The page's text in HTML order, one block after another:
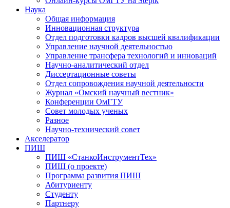
Наука
Общая информация
Инновационная структура
Отдел подготовки кадров высшей квалификации
Управление научной деятельностью
Управление трансфера технологий и инноваций
Научно-аналитический отдел
Диссертационные советы
Отдел сопровождения научной деятельности
Журнал «Омский научный вестник»
Конференции ОмГТУ
Совет молодых ученых
Разное
Научно-технический совет
Акселератор
ПИШ
ПИШ «СтанкоИнструментТех»
ПИШ (о проекте)
Программа развития ПИШ
Абитуриенту
Студенту
Партнеру